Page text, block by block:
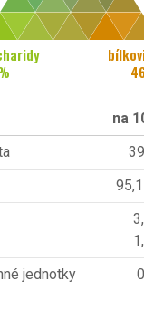
na
jednotky